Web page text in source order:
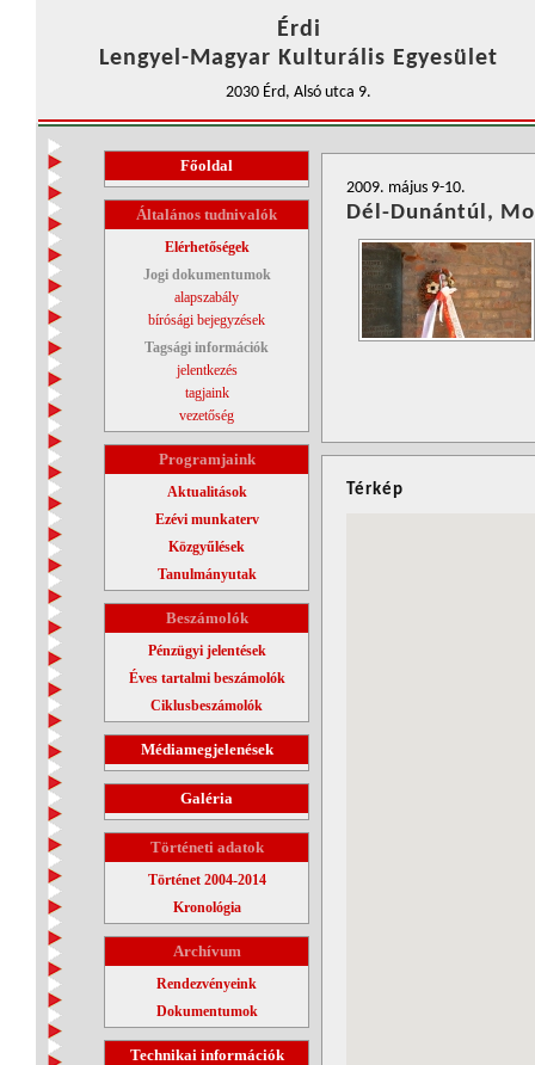
Érdi
Lengyel-Magyar Kulturális Egyesület
2030 Érd, Alsó utca 9.
Főoldal
Általános tudnivalók
Elérhetőségek
Jogi dokumentumok
alapszabály
bírósági bejegyzések
Tagsági információk
jelentkezés
tagjaink
vezetőség
Programjaink
Aktualitások
Ezévi munkaterv
Közgyűlések
Tanulmányutak
Beszámolók
Pénzügyi jelentések
Éves tartalmi beszámolók
Ciklusbeszámolók
Médiamegjelenések
Galéria
Történeti adatok
Történet 2004-2014
Kronológia
Archívum
Rendezvényeink
Dokumentumok
Technikai információk
2009. május 9-10.
Dél-Dunántúl,
Térkép